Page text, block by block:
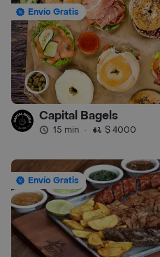
Envío Gratis
Capital Bagels
15 min · $ 4000
Envío Gratis